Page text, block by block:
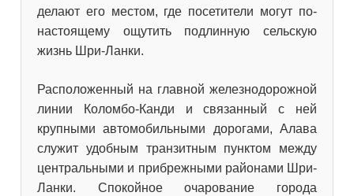
делают его местом, где посетители могут по-
настоящему ощутить подлинную сельскую
жизнь Шри-Ланки.
Расположенный на главной железнодорожной
линии Коломбо-Канди и связанный с ней
крупными автомобильными дорогами, Алава
служит удобным транзитным пунктом между
центральными и прибрежными районами Шри-
Ланки. Спокойное очарование города